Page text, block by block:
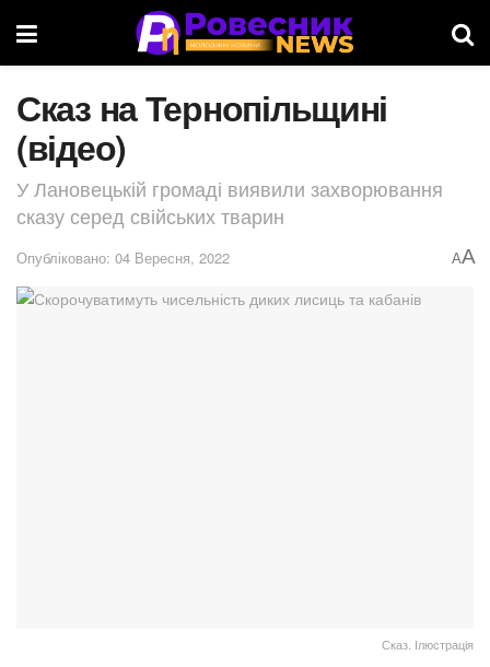
Сказ на Тернопільщині
(відео)
У Лановецькій громаді виявили захворювання
сказу серед свійських тварин
Опубліковано: 04 Вересня, 2022 AA
Сказ. Ілюстрація